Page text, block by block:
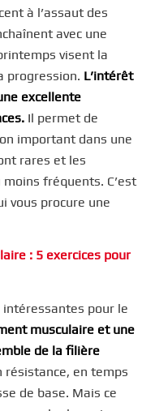
à l’assaut des
avec une
visent la
progression. L’intérêt
excellente
Il permet de
important dans une
rares et les
fréquents. C’est
vous procure une
: 5 exercices pour
pour le
musculaire et une
de la filière
résistance, en temps
de base. Mais ce